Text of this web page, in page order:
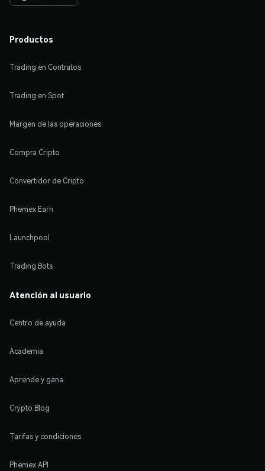
Productos
Trading en Contratos
Trading en Spot
Margen de las operaciones
Compra Cripto
Convertidor de Cripto
Phemex Earn
Launchpool
Trading Bots
Atención al usuario
Centro de ayuda
Academia
Aprende y gana
Crypto Blog
Tarifas y condiciones
Phemex API